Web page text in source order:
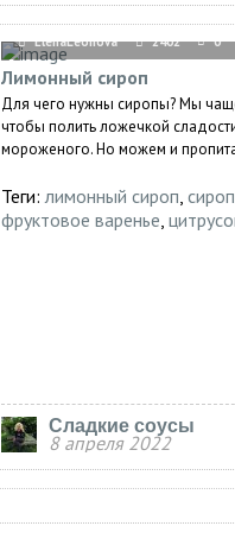
ElenaLeonova 2402 0
Лимонный сироп
Для чего нужны сиропы? Мы
чтобы полить ложечкой
мороженого. Но можем и
Теги:лимонный сироп, сироп
фруктовое варенье,
Сладкие соусы
8 апреля 2022